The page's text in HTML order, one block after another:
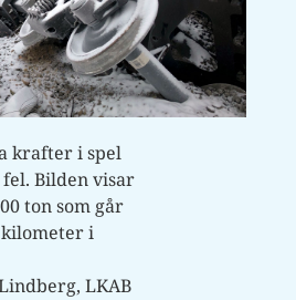
krafter i spel
Bilden visar
ton som går
i
LKAB